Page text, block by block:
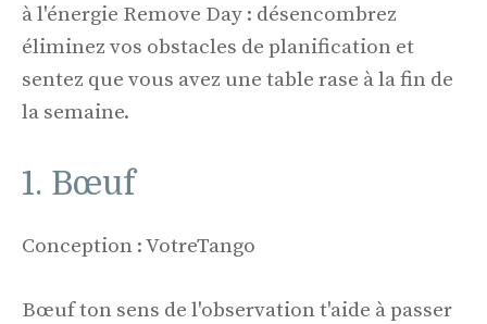
à l'énergie Remove Day : désencombrez
éliminez vos obstacles de planification et
sentez que vous avez une table rase à la fin de
la semaine.
1. Bœuf
Conception : VotreTango
Bœuf ton sens de l'observation t'aide à passer